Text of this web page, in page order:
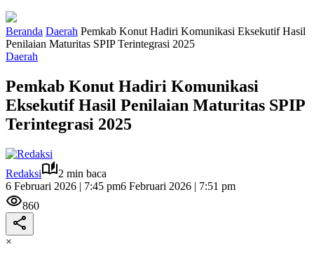
Beranda Daerah Pemkab Konut Hadiri Komunikasi Eksekutif Hasil
Penilaian Maturitas SPIP Terintegrasi 2025
Daerah
Pemkab Konut Hadiri Komunikasi
Eksekutif Hasil Penilaian Maturitas SPIP
Terintegrasi 2025
Redaksi
2 min baca
6 Februari 2026 | 7:45 pm6 Februari 2026 | 7:51 pm
860
×